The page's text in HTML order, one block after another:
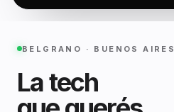
BELGRANO · BUENOS AIRES
La tech